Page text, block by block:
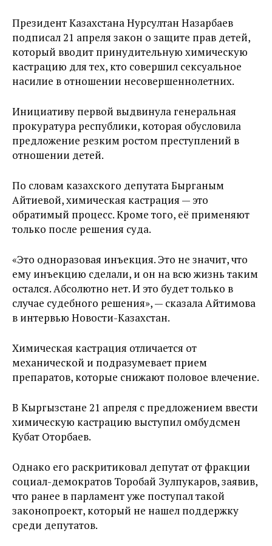
Президент Казахстана Нурсултан Назарбаев
подписал 21 апреля закон о защите прав детей,
который вводит принудительную химическую
кастрацию для тех, кто совершил сексуальное
насилие в отношении несовершеннолетних.
Инициативу первой выдвинула генеральная
прокуратура республики, которая обусловила
предложение резким ростом преступлений в
отношении детей.
По словам казахского депутата Бырганым
Айтиевой, химическая кастрация — это
обратимый процесс. Кроме того, её применяют
только после решения суда.
«Это одноразовая инъекция. Это не значит, что
ему инъекцию сделали, и он на всю жизнь таким
остался. Абсолютно нет. И это будет только в
случае судебного решения», — сказала Айтимова
в интервью Новости-Казахстан.
Химическая кастрация отличается от
механической и подразумевает прием
препаратов, которые снижают половое влечение.
В Кыргызстане 21 апреля с предложением ввести
химическую кастрацию выступил омбудсмен
Кубат Оторбаев.
Однако его раскритиковал депутат от фракции
социал-демократов Торобай Зулпукаров, заявив,
что ранее в парламент уже поступал такой
законопроект, который не нашел поддержку
среди депутатов.